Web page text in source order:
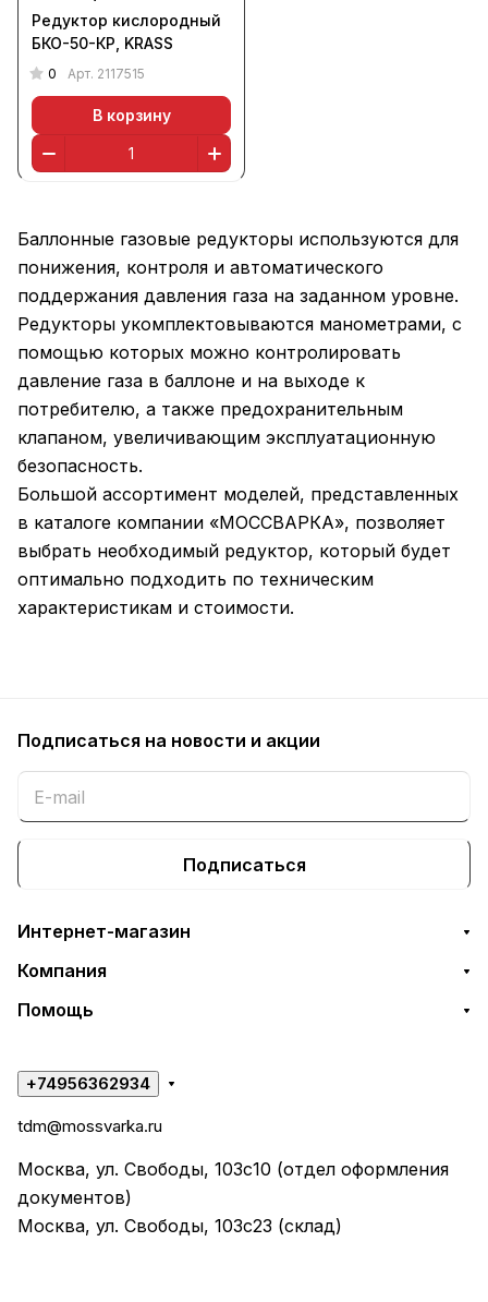
Редуктор кислородный
БКО-50-КР, KRASS
0 Арт. 2117515
В корзину
Баллонные газовые редукторы используются для
понижения, контроля и автоматического
поддержания давления газа на заданном уровне.
Редукторы укомплектовываются манометрами, с
помощью которых можно контролировать
давление газа в баллоне и на выходе к
потребителю, а также предохранительным
клапаном, увеличивающим эксплуатационную
безопасность.
Большой ассортимент моделей, представленных
в каталоге компании «МОССВАРКА», позволяет
выбрать необходимый редуктор, который будет
оптимально подходить по техническим
характеристикам и стоимости.
Подписаться на новости и акции
Подписаться
Интернет-магазин
Компания
Помощь
+74956362934
tdm@mossvarka.ru
Москва, ул. Свободы, 103с10 (отдел оформления
документов)
Москва, ул. Свободы, 103с23 (склад)